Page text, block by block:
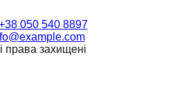
050 540 8897
права захищені